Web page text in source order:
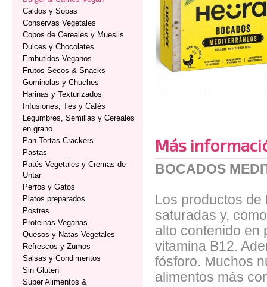
Caldos y Sopas
Conservas Vegetales
Copos de Cereales y Mueslis
Dulces y Chocolates
Embutidos Veganos
Frutos Secos & Snacks
Gominolas y Chuches
Harinas y Texturizados
Infusiones, Tés y Cafés
Legumbres, Semillas y Cereales
en grano
Pan Tortas Crackers
Pastas
Patés Vegetales y Cremas de
Untar
Perros y Gatos
Platos preparados
Postres
Proteinas Veganas
Quesos y Natas Vegetales
Refrescos y Zumos
Salsas y Condimentos
Sin Gluten
Super Alimentos &
Más
BOCADOS
Los productos
saturadas y,
alto contenido en
vitamina B12.
fósforo. Muchos
alimentos más